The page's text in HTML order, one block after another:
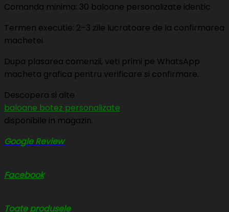
Comanda minima: 30 baloane personalizate identic
Termen executie: 2–3 zile lucratoare de la confirmarea
machetei
Dupa plasarea comenzii, veti primi pe WhatsApp
macheta grafica pentru verificare si confirmare.
Descopera si alte
baloane botez personalizate
disponibile in magazin.
Google Review
Facebook
Toate produsele